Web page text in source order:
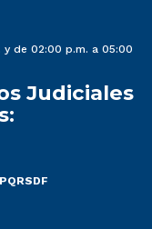
y de 02:00 p.m. a 05:00
Judiciales
PQRSDF